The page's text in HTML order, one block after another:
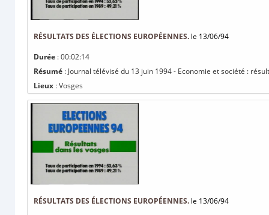
RÉSULTATS DES ÉLECTIONS EUROPÉENNES. le 13/06/94
Durée : 00:02:14
Résumé : Journal télévisé du 13 juin 1994 - Economie et société :
Lieux : Vosges
RÉSULTATS DES ÉLECTIONS EUROPÉENNES. le 13/06/94